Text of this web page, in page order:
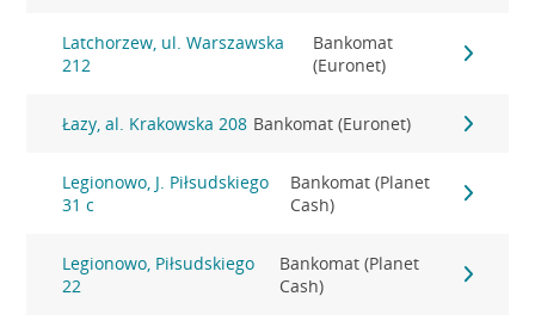
Latchorzew, ul. Warszawska
212
Bankomat
(Euronet)
Łazy, al. Krakowska 208 Bankomat (Euronet)
Legionowo, J. Piłsudskiego
31 c
Bankomat (Planet
Cash)
Legionowo, Piłsudskiego
22
Bankomat (Planet
Cash)